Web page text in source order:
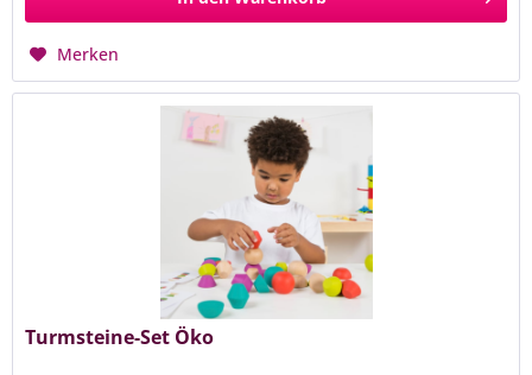
Merken
Turmsteine-Set Öko